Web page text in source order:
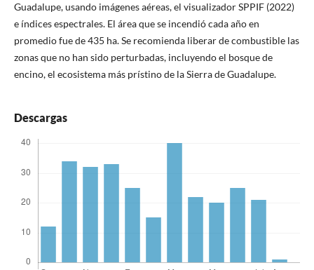
Guadalupe, usando imágenes aéreas, el visualizador SPPIF (2022)
e índices espectrales. El área que se incendió cada año en
promedio fue de 435 ha. Se recomienda liberar de combustible las
zonas que no han sido perturbadas, incluyendo el bosque de
encino, el ecosistema más prístino de la Sierra de Guadalupe.
Descargas